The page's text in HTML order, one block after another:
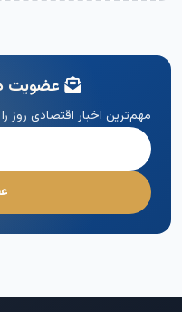
عضویت
مهم‌ترین اخبار اقتصادی روز